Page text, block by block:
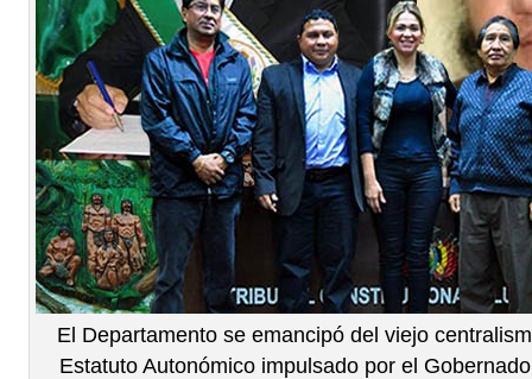
El Departamento se emancipó del viejo
Estatuto Autonómico impulsado por el